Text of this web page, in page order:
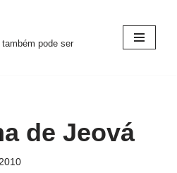
pode ser
de Jeová